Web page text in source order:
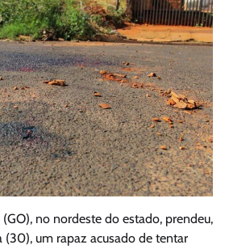
(GO), no nordeste do estado, prendeu,
(30), um rapaz acusado de tentar